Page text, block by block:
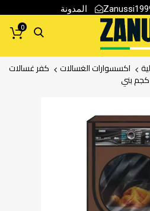
المدونة
0
اكسسوارات الغسالات كفر غسالات